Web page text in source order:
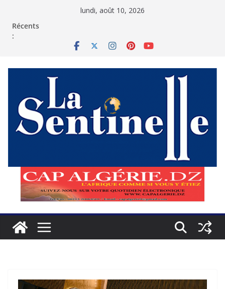
lundi, août 10, 2026
Récents
: